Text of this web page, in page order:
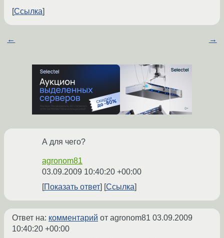
Ссылка
← →
А для чего?
agronom81
03.09.2009 10:40:20 +00:00
Показать ответ
Ссылка
Ответ на: комментарий от agronom81 03.09.2009
10:40:20 +00:00